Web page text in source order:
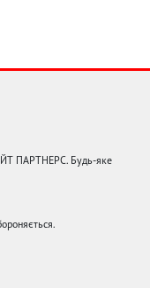
ПАРТНЕРС. Будь-яке